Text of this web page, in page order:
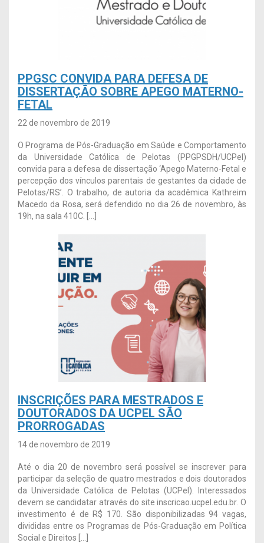
PPGSC CONVIDA PARA DEFESA DE
DISSERTAÇÃO SOBRE APEGO MATERNO-
FETAL
22 de novembro de 2019
O Programa de Pós-Graduação em Saúde e Comportamento
da Universidade Católica de Pelotas (PPGPSDH/UCPel)
convida para a defesa de dissertação ‘Apego Materno-Fetal e
percepção dos vínculos parentais de gestantes da cidade de
Pelotas/RS’. O trabalho, de autoria da acadêmica Kathreim
Macedo da Rosa, será defendido no dia 26 de novembro, às
19h, na sala 410C. […]
INSCRIÇÕES PARA MESTRADOS E
DOUTORADOS DA UCPEL SÃO
PRORROGADAS
14 de novembro de 2019
Até o dia 20 de novembro será possível se inscrever para
participar da seleção de quatro mestrados e dois doutorados
da Universidade Católica de Pelotas (UCPel). Interessados
devem se candidatar através do site inscricao.ucpel.edu.br. O
investimento é de R$ 170. São disponibilizadas 94 vagas,
divididas entre os Programas de Pós-Graduação em Política
Social e Direitos […]